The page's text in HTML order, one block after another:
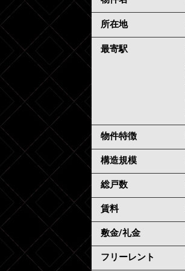
所在地
最寄駅
物件特徴
構造規模
総戸数
賃料
敷金/礼金
フリーレント